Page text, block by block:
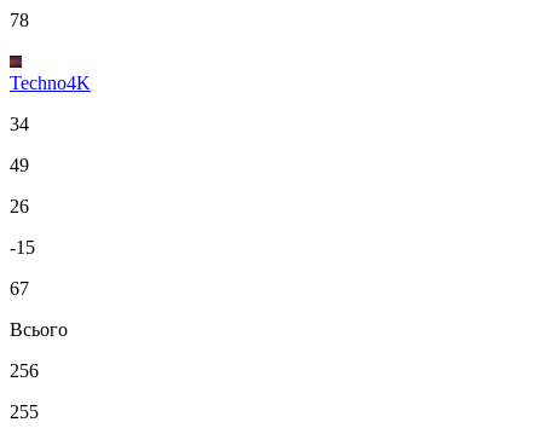
78
Techno4K
34
49
26
-15
67
Всього
256
255